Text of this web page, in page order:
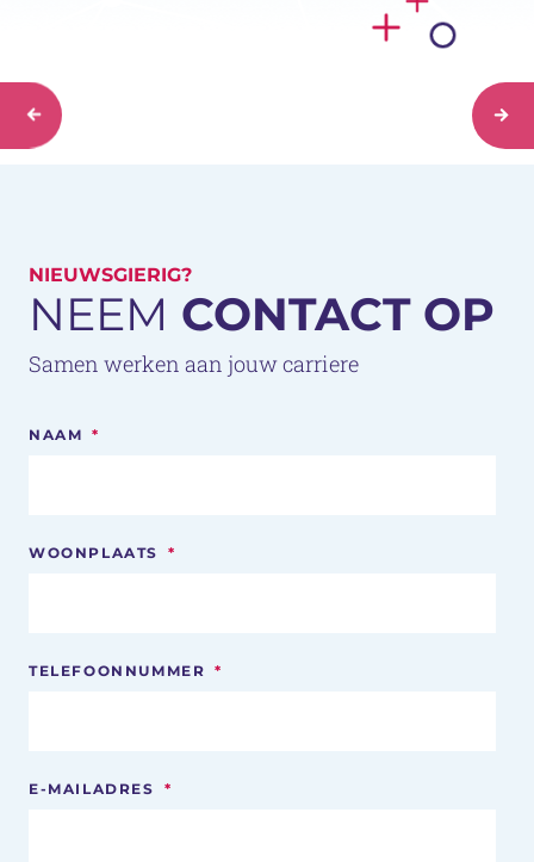
NEEM CONTACT OP
NIEUWSGIERIG?
Samen werken aan jouw carriere
NAAM *
WOONPLAATS *
TELEFOONNUMMER *
E-MAILADRES *